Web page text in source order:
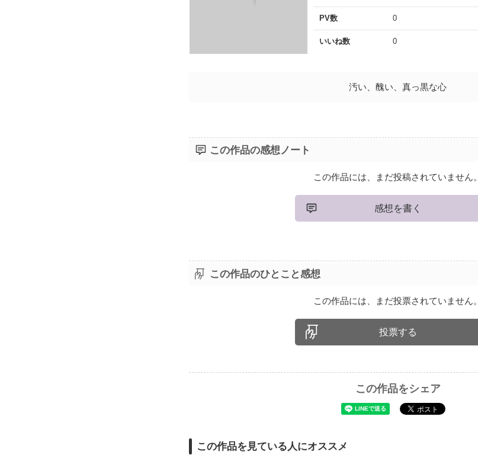
PV数 0
いいね数 0
汚い、醜い、真っ黒な心
この作品の感想ノート
この作品には、まだ投稿されていません。
感想を書く
この作品のひとこと感想
この作品には、まだ投票されていません。
投票する
この作品をシェア
この作品を見ている人にオススメ